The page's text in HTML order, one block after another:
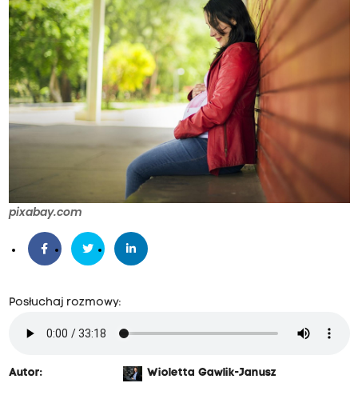
pixabay.com
Posłuchaj rozmowy:
Autor: Wioletta Gawlik-Janusz